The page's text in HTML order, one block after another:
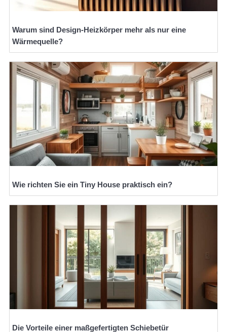
Warum sind Design-Heizkörper mehr als nur eine
Wärmequelle?
Wie richten Sie ein Tiny House praktisch ein?
Die Vorteile einer maßgefertigten Schiebetür